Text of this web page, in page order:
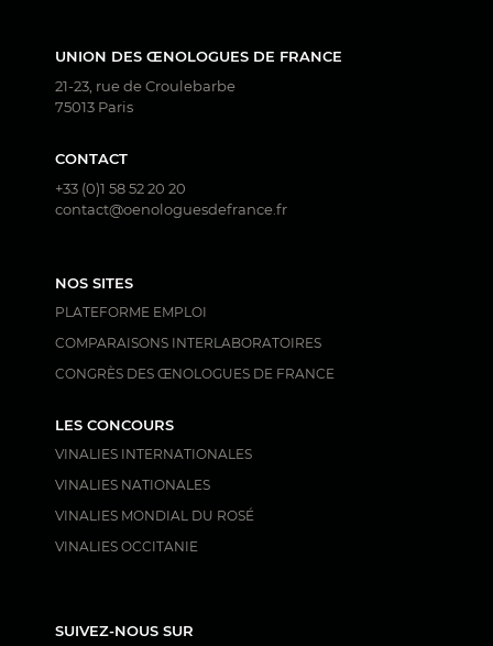
UNION DES ŒNOLOGUES DE FRANCE
21-23, rue de Croulebarbe
75013 Paris
CONTACT
+33 (0)1 58 52 20 20
contact@oenologuesdefrance.fr
NOS SITES
PLATEFORME EMPLOI
COMPARAISONS INTERLABORATOIRES
CONGRÈS DES ŒNOLOGUES DE FRANCE
LES CONCOURS
VINALIES INTERNATIONALES
VINALIES NATIONALES
VINALIES MONDIAL DU ROSÉ
VINALIES OCCITANIE
SUIVEZ-NOUS SUR